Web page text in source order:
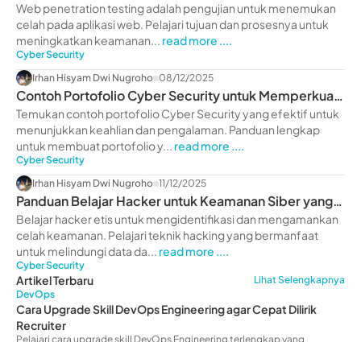
Prosesnya
Web penetration testing adalah pengujian untuk menemukan
celah pada aplikasi web. Pelajari tujuan dan prosesnya untuk
meningkatkan keamanan... read more ....
Cyber Security
Irhan Hisyam Dwi Nugroho 08/12/2025
Contoh Portofolio Cyber Security untuk Memperkuat
Karier
Temukan contoh portofolio Cyber Security yang efektif untuk
menunjukkan keahlian dan pengalaman. Panduan lengkap
untuk membuat portofolio y... read more ....
Cyber Security
Irhan Hisyam Dwi Nugroho 11/12/2025
Panduan Belajar Hacker untuk Keamanan Siber yang
Kuat
Belajar hacker etis untuk mengidentifikasi dan mengamankan
celah keamanan. Pelajari teknik hacking yang bermanfaat
untuk melindungi data da... read more ....
Cyber Security
Artikel Terbaru
Lihat Selengkapnya
DevOps
Cara Upgrade Skill DevOps Engineering agar Cepat Dilirik
Recruiter
Pelajari cara upgrade skill DevOps Engineering terlengkap yang